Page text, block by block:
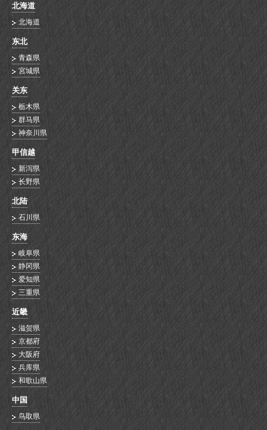
北海道
北海道
东北
青森県
宮城県
关东
栃木県
群马県
神奈川県
甲信越
新泻県
长野県
北陆
石川県
东海
岐阜県
静冈県
爱知県
三重県
近畿
滋贺県
京都府
大阪府
兵库県
和歌山県
中国
鸟取県